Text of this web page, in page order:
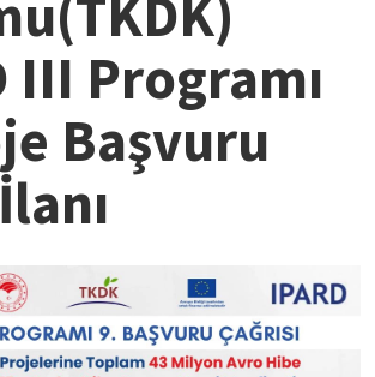
III Programı
Başvuru